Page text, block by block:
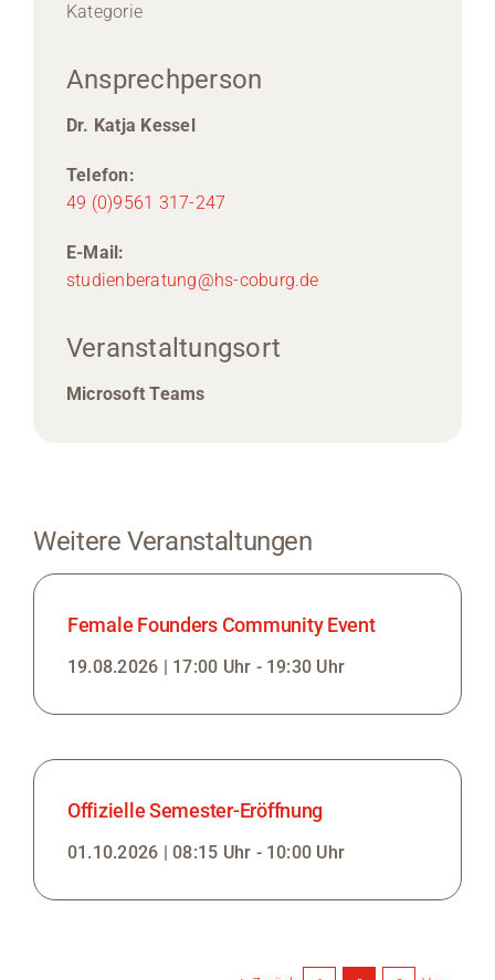
Kategorie
Ansprechperson
Dr. Katja Kessel
Telefon:
49 (0)9561 317-247
E-Mail:
studienberatung@hs-coburg.de
Veranstaltungsort
Microsoft Teams
Weitere Veranstaltungen
Female Founders Community Event
19.08.2026 | 17:00 Uhr - 19:30 Uhr
Offizielle Semester-Eröffnung
01.10.2026 | 08:15 Uhr - 10:00 Uhr